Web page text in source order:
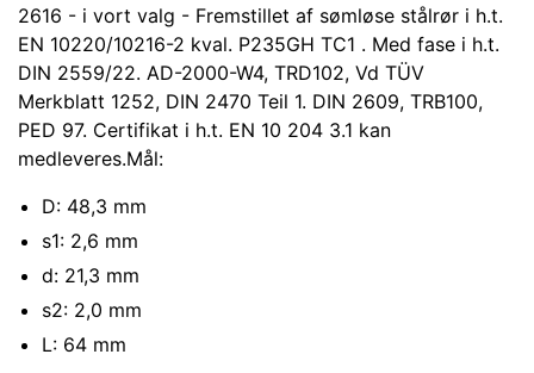
2616 - i vort valg - Fremstillet af sømløse stålrør i h.t.
EN 10220/10216-2 kval. P235GH TC1 . Med fase i h.t.
DIN 2559/22. AD-2000-W4, TRD102, Vd TÜV
Merkblatt 1252, DIN 2470 Teil 1. DIN 2609, TRB100,
PED 97. Certifikat i h.t. EN 10 204 3.1 kan
medleveres.Mål:
D: 48,3 mm
s1: 2,6 mm
d: 21,3 mm
s2: 2,0 mm
L: 64 mm